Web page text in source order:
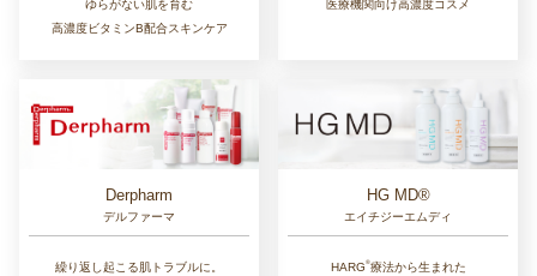
ゆらがない肌を育む
高濃度ビタミンB配合スキンケア
医療機関向け高濃度コスメ
Derpharm
デルファーマ
繰り返し起こる肌トラブルに。
HG MD®
エイチジーエムディ
HARG®︎療法から生まれた